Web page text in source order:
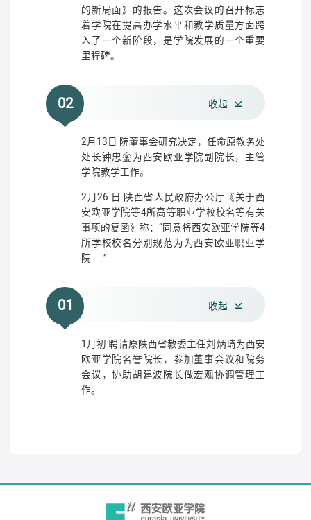
的新局面》的报告。这次会议的召开标志
着学院在提高办学水平和教学质量方面跨
入了一个新阶段，是学院发展的一个重要
里程碑。
02 收起
2月13日 院董事会研究决定，任命原教务处
处长钟忠銮为西安欧亚学院副院长，主管
学院教学工作。
2月26 日 陕西省人民政府办公厅《关于西
安欧亚学院等4所高等职业学校校名等有关
事项的复函》称：“同意将西安欧亚学院等4
所学校校名分别规范为为西安欧亚职业学
院……”
01 收起
1月初 聘请原陕西省教委主任刘炳琦为西安
欧亚学院名誉院长，参加董事会议和院务
会议，协助胡建波院长做宏观协调管理工
作。